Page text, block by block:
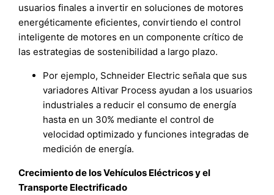
usuarios finales a invertir en soluciones de motores
energéticamente eficientes, convirtiendo el control
inteligente de motores en un componente crítico de
las estrategias de sostenibilidad a largo plazo.
Por ejemplo, Schneider Electric señala que sus
variadores Altivar Process ayudan a los usuarios
industriales a reducir el consumo de energía
hasta en un 30% mediante el control de
velocidad optimizado y funciones integradas de
medición de energía.
Crecimiento de los Vehículos Eléctricos y el
Transporte Electrificado